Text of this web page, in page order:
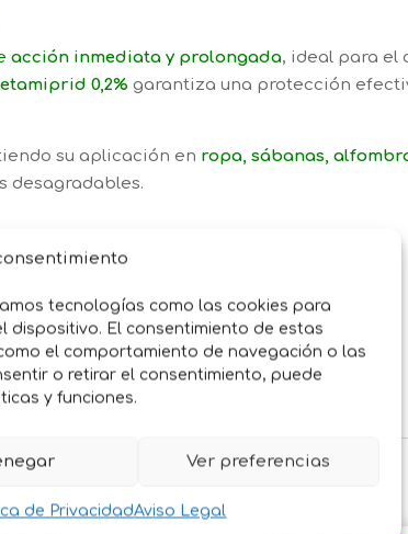
tecnologías como las cookies para
El consentimiento de estas
el comportamiento de navegación o las
o retirar el consentimiento, puede
y funciones.
Ver preferencias
de PrivacidadAviso Legal
acción inmediata y prolongada, ideal para el
0,2% garantiza una protección
su aplicación en ropa, sábanas,
desagradables.
garrapatas, ácaros y más